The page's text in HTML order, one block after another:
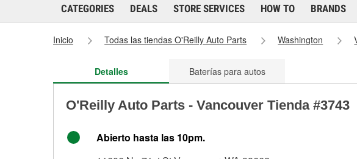
CATEGORIES DEALS STORE SERVICES HOW TO BRANDS
Inicio Todas las tiendas O'Reilly Auto Parts Washington
Detalles Baterías para autos
O'Reilly Auto Parts - Vancouver Tienda #3743
Abierto hasta las 10pm.